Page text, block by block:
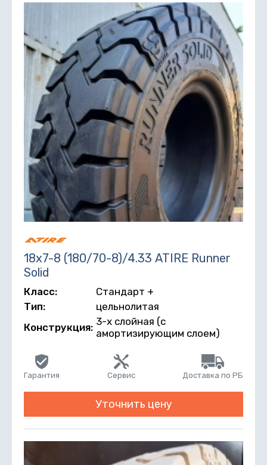
18х7-8 (180/70-8)/4.33 ATIRE Runner
Solid
Класс:
Стандарт +
Тип:
цельнолитая
Конструкция: 3-х слойная (с
амортизирующим слоем)
Гарантия Сервис Доставка по РБ
Уточнить цену